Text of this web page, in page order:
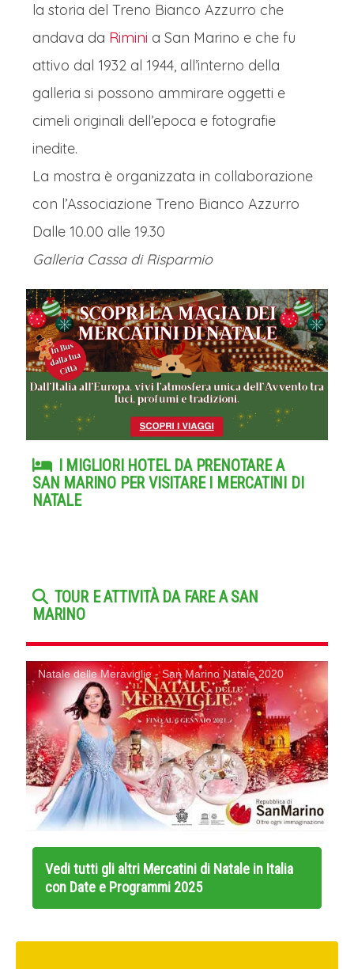
la storia del Treno Bianco Azzurro che
andava da Rimini a San Marino e che fu
attivo dal 1932 al 1944, all’interno della
galleria si possono ammirare oggetti e
cimeli originali dell’epoca e fotografie
inedite.
La mostra è organizzata in collaborazione
con l’Associazione Treno Bianco Azzurro
Dalle 10.00 alle 19.30
Galleria Cassa di Risparmio
I MIGLIORI HOTEL DA PRENOTARE A
SAN MARINO PER VISITARE I MERCATINI DI
NATALE
TOUR E ATTIVITÀ DA FARE A SAN
MARINO
Natale delle Meraviglie - San Marino Natale 2020
Vedi tutti gli altri Mercatini di Natale in Italia
con Date e Programmi 2025